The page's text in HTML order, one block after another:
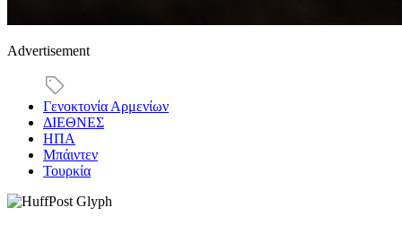
Advertisement
Γενοκτονία Αρμενίων
ΔΙΕΘΝΕΣ
ΗΠΑ
Μπάιντεν
Τουρκία